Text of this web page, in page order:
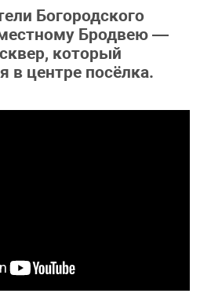
Богородского
Бродвею —
который
в центре посёлка.